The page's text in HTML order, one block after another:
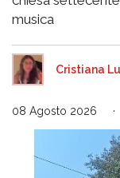
musica
Cristiana
08 Agosto 2026